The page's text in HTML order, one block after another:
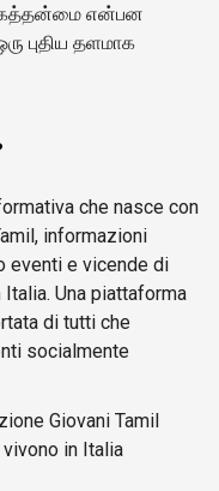
என்பன
புதிய தளமாக
che nasce con
informazioni
eventi e vicende di
Una piattaforma
di tutti che
socialmente
Giovani Tamil
in Italia